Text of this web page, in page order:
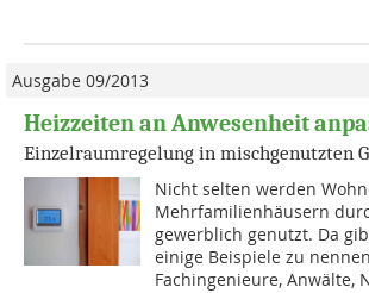
Ausgabe 09/2013
Heizzeiten an Anwesenheit
Einzelraumregelung in mischgenutzten
Nicht selten werden
Mehrfamilien­häusern
gewerblich genutzt. Da
einige Beispiele zu
Fachingenieure, Anwälte,